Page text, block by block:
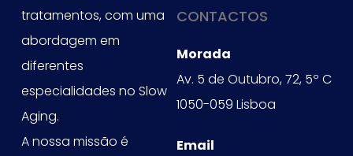
tratamentos, com uma
abordagem em
diferentes
especialidades no Slow
Aging.
A nossa missão é
CONTACTOS
Morada
Av. 5 de Outubro, 72, 5º C
1050-059 Lisboa
Email